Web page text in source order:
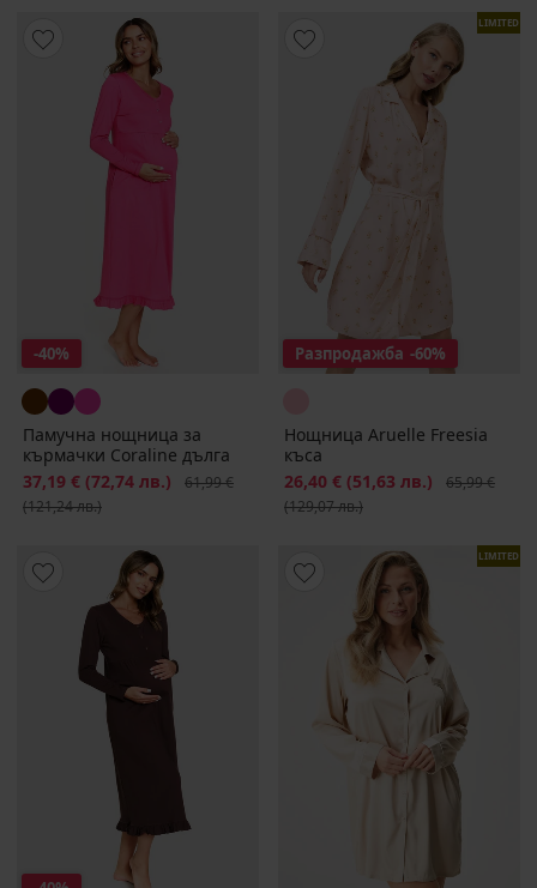
-40%
Памучна нощница за
кърмачки Coraline дълга
Намаление
37,19 € (72,74 лв.) Първоначална цена
61,99 €
(121,24 лв.)
LIMITED
Разпродажба -60%
Нощница Aruelle Freesia
къса
Намаление
26,40 € (51,63 лв.)
65,99 €
(129,07 лв.)
LIMITED